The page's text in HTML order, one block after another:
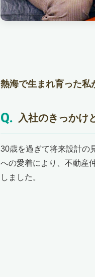
熱海で生まれ育った私
入社のきっかけ
30歳を過ぎて将来設計の
への愛着により、不動産
しました。